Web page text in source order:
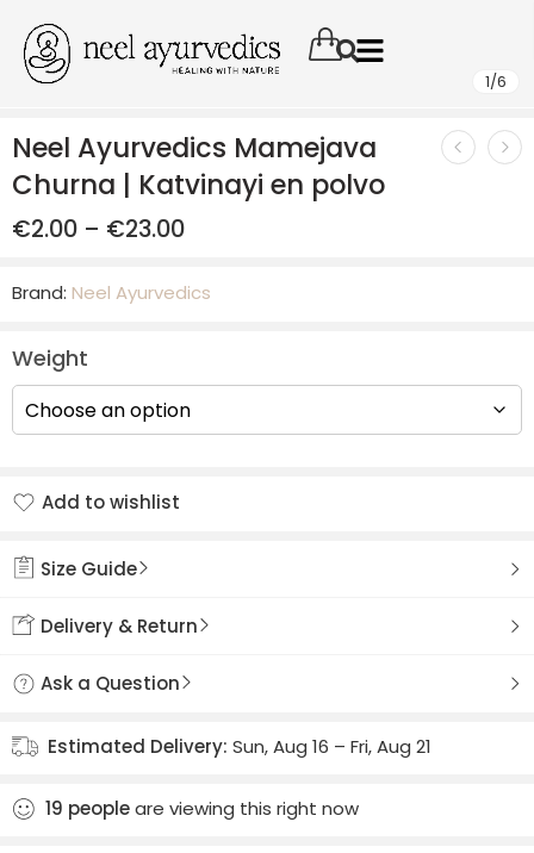
1/6
Neel Ayurvedics Mamejava
Churna | Katvinayi en polvo
€2.00 – €23.00
Brand: Neel Ayurvedics
Weight
Add to wishlist
Size Guide
Delivery & Return
Ask a Question
Estimated Delivery: Sun, Aug 16 – Fri, Aug 21
19 peopleare viewing this right now